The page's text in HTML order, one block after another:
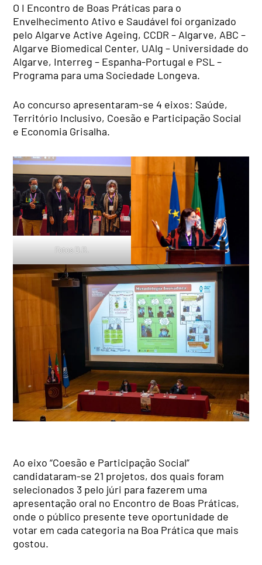
O I Encontro de Boas Práticas para o
Envelhecimento Ativo e Saudável foi organizado
pelo Algarve Active Ageing, CCDR – Algarve, ABC –
Algarve Biomedical Center, UAlg – Universidade do
Algarve, Interreg – Espanha-Portugal e PSL –
Programa para uma Sociedade Longeva.
Ao concurso apresentaram-se 4 eixos: Saúde,
Território Inclusivo, Coesão e Participação Social
e Economia Grisalha.
Fotos D.R.
Ao eixo “Coesão e Participação Social”
candidataram-se 21 projetos, dos quais foram
selecionados 3 pelo júri para fazerem uma
apresentação oral no Encontro de Boas Práticas,
onde o público presente teve oportunidade de
votar em cada categoria na Boa Prática que mais
gostou.